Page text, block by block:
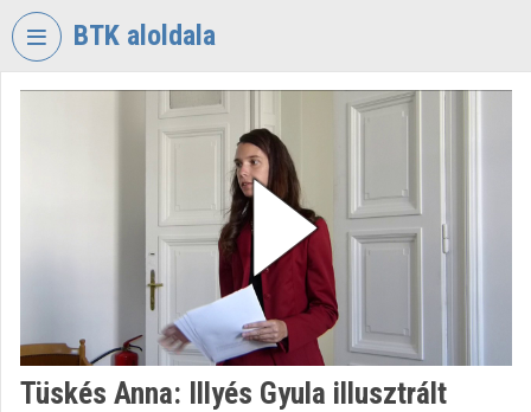
Skip header
BTK aloldala
TORIUM
Organization home
Tüskés Anna: Illyés Gyula illusztrált